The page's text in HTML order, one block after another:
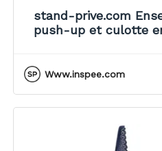
stand-prive.com
push-up et culotte
Www.inspee.com